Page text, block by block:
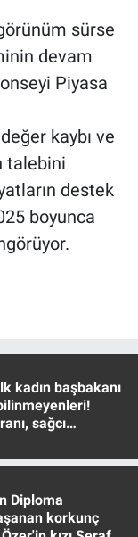
sürse
devam
Piyasa
kaybı ve
talebini
destek
boyunca
kadın başbakanı
sağcı
Diploma
korkunç